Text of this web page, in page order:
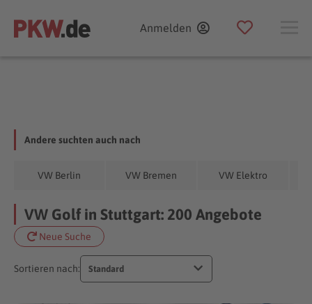
Anmelden
Andere suchten auch nach
VW Berlin VW Bremen VW Elektro
VW Golf in Stuttgart: 200 Angebote
Neue Suche
Sortieren nach: Standard